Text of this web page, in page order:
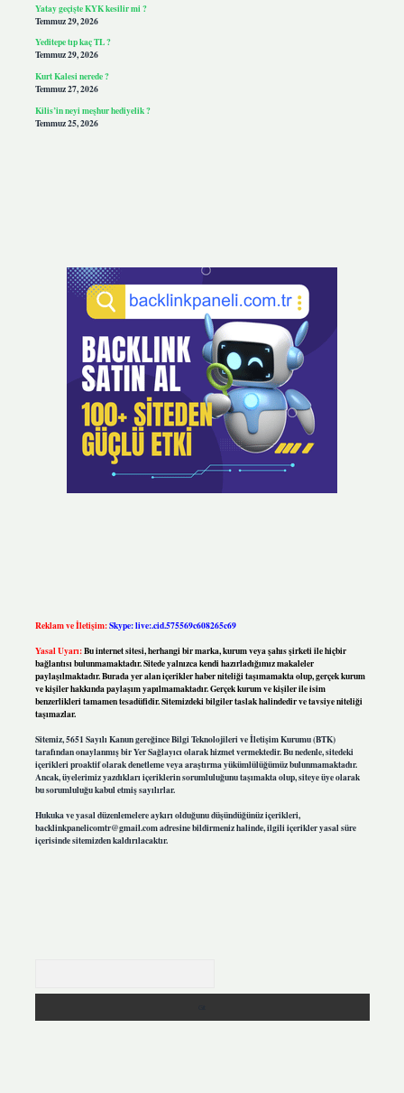
Yatay geçişte KYK kesilir mi ?
Temmuz 29, 2026
Yeditepe tıp kaç TL ?
Temmuz 29, 2026
Kurt Kalesi nerede ?
Temmuz 27, 2026
Kilis’in neyi meşhur hediyelik ?
Temmuz 25, 2026
Reklam ve İletişim:Skype: live:.cid.575569c608265c69
Yasal Uyarı:Bu internet sitesi, herhangi bir marka, kurum veya şahıs şirketi ile hiçbir
bağlantısı bulunmamaktadır. Sitede yalnızca kendi hazırladığımız makaleler
paylaşılmaktadır. Burada yer alan içerikler haber niteliği taşımamakta olup, gerçek kurum
ve kişiler hakkında paylaşım yapılmamaktadır. Gerçek kurum ve kişiler ile isim
benzerlikleri tamamen tesadüfidir. Sitemizdeki bilgiler taslak halindedir ve tavsiye niteliği
taşımazlar.
Sitemiz, 5651 Sayılı Kanun gereğince Bilgi Teknolojileri ve İletişim Kurumu (BTK)
tarafından onaylanmış bir Yer Sağlayıcı olarak hizmet vermektedir. Bu nedenle, sitedeki
içerikleri proaktif olarak denetleme veya araştırma yükümlülüğümüz bulunmamaktadır.
Ancak, üyelerimiz yazdıkları içeriklerin sorumluluğunu taşımakta olup, siteye üye olarak
bu sorumluluğu kabul etmiş sayılırlar.
Hukuka ve yasal düzenlemelere aykırı olduğunu düşündüğünüz içerikleri,
backlinkpanelicomtr@gmail.comadresine bildirmeniz halinde, ilgili içerikler yasal süre
içerisinde sitemizden kaldırılacaktır.